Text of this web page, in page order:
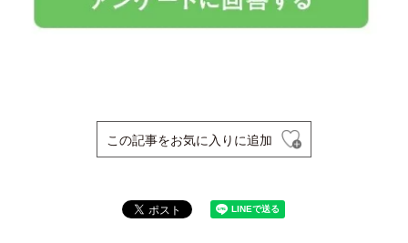
この記事をお気に入りに追加